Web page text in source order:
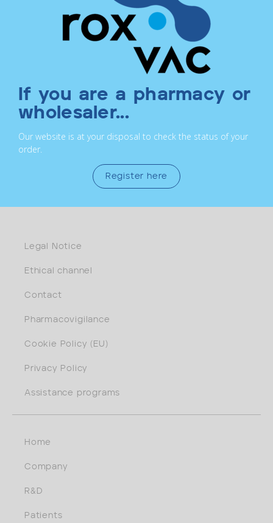
If you are a pharmacy or
wholesaler...
Our website is at your disposal to check the status of your
order.
Register here
Legal Notice
Ethical channel
Contact
Pharmacovigilance
Cookie Policy (EU)
Privacy Policy
Assistance programs
Home
Company
R&D
Patients